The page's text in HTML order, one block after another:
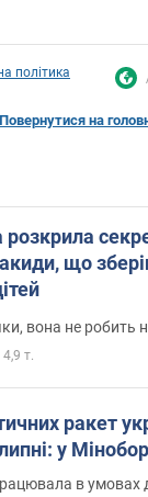
політика
Повернутися на
що
вона не робить
4,9 т.
ракет
у
в умовах